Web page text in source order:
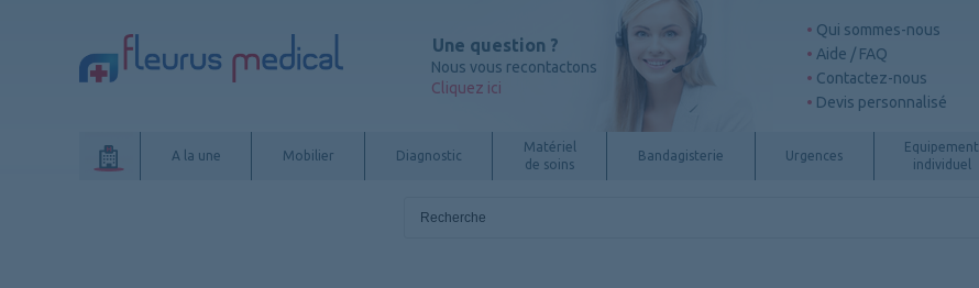
Une question ?
Nous vous recontactons
Cliquez ici
Qui sommes-nous
Aide / FAQ
Contactez-nous
Devis personnalisé
A la une Mobilier Diagnostic
Matériel
de soins
Bandagisterie Urgences
Equipement
individuel